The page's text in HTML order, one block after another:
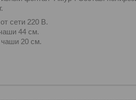
сети 220 В.
44 см.
чаши 20 см.